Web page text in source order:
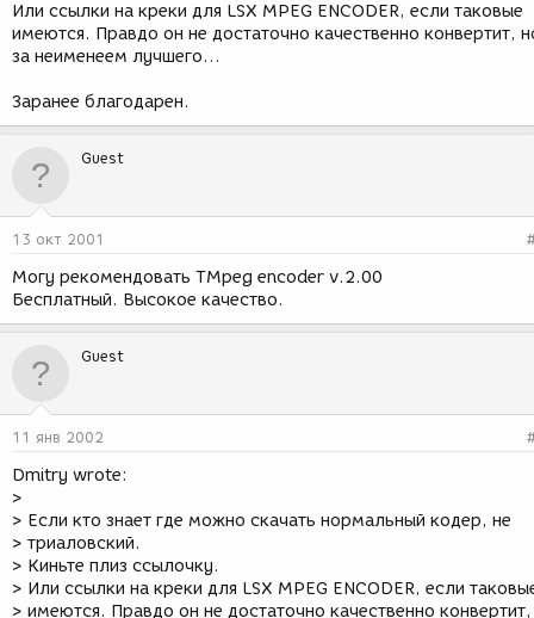
Или ссылки на креки для LSX MPEG ENCODER, если таковые
имеются. Правдо он не достаточно качественно конвертит,
за неименеем лучшего...
Заранее благодарен.
Guest
13 окт 2001
Могу рекомендовать TMpeg encoder v.2.00
Бесплатный. Высокое качество.
Guest
11 янв 2002
Dmitry wrote:
>
> Если кто знает где можно скачать нормальный кодер, не
> триаловский.
> Киньте плиз ссылочку.
> Или ссылки на креки для LSX MPEG ENCODER, если
> имеются. Правдо он не достаточно качественно конвертит,